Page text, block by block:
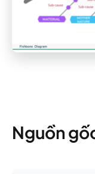
Nguồn